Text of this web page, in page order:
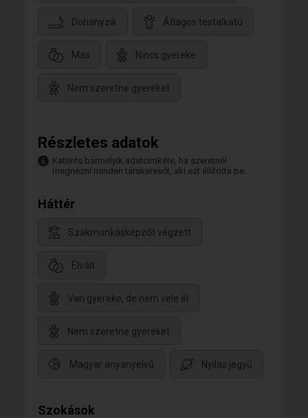
Dohányzik Átlagos testalkatú
Más Nincs gyereke
Nem szeretne gyereket
Részletes adatok
Kattints bármelyik adatcímkére, ha szeretnél
megnézni minden társkeresőt, aki ezt állította be.
Háttér
Szakmunkásképzőt végzett
Elvált
Van gyereke, de nem vele él
Nem szeretne gyereket
Magyar anyanyelvű Nyilas jegyű
Szokások